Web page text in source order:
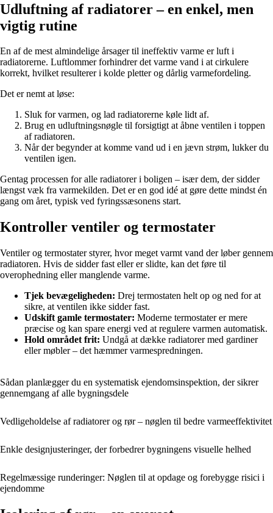
Udluftning af radiatorer – en enkel, men
vigtig rutine
En af de mest almindelige årsager til ineffektiv varme er luft i
radiatorerne. Luftlommer forhindrer det varme vand i at cirkulere
korrekt, hvilket resulterer i kolde pletter og dårlig varmefordeling.
Det er nemt at løse:
Sluk for varmen, og lad radiatorerne køle lidt af.
Brug en udluftningsnøgle til forsigtigt at åbne ventilen i toppen
af radiatoren.
Når der begynder at komme vand ud i en jævn strøm, lukker du
ventilen igen.
Gentag processen for alle radiatorer i boligen – især dem, der sidder
længst væk fra varmekilden. Det er en god idé at gøre dette mindst én
gang om året, typisk ved fyringssæsonens start.
Kontroller ventiler og termostater
Ventiler og termostater styrer, hvor meget varmt vand der løber gennem
radiatoren. Hvis de sidder fast eller er slidte, kan det føre til
overophedning eller manglende varme.
Tjek bevægeligheden: Drej termostaten helt op og ned for at
sikre, at ventilen ikke sidder fast.
Udskift gamle termostater: Moderne termostater er mere
præcise og kan spare energi ved at regulere varmen automatisk.
Hold området frit: Undgå at dække radiatorer med gardiner
eller møbler – det hæmmer varmespredningen.
Sådan planlægger du en systematisk ejendomsinspektion, der sikrer
gennemgang af alle bygningsdele
Vedligeholdelse af radiatorer og rør – nøglen til bedre varmeeffektivitet
Enkle designjusteringer, der forbedrer bygningens visuelle helhed
Regelmæssige runderinger: Nøglen til at opdage og forebygge risici i
ejendomme